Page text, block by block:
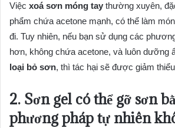
Việc xoá sơn móng tay thường xuyên,
phẩm chứa acetone mạnh, có thể làm
đi. Tuy nhiên, nếu bạn sử dụng các
hơn, không chứa acetone, và luôn dưỡng
loại bỏ sơn, thì tác hại sẽ được giảm
2. Sơn gel có thểgỡ sơn
phương pháp tự nhiên